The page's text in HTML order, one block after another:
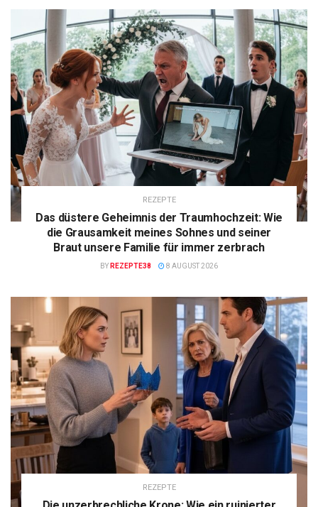
REZEPTE
Das düstere Geheimnis der Traumhochzeit: Wie
die Grausamkeit meines Sohnes und seiner
Braut unsere Familie für immer zerbrach
BY REZEPTE38 8 AUGUST 2026
REZEPTE